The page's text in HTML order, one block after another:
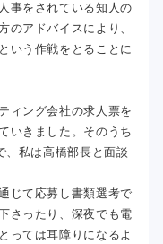
事をされている知人の
のアドバイスにより、
いう作戦をとることに
ィング会社の求人票を
いきました。そのうち
、私は高橋部長と面談
じて応募し書類選考で
さったり、深夜でも電
っては耳障りになるよ